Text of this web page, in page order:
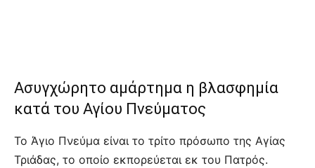
Ασυγχώρητο αμάρτημα η βλασφημία
κατά του Αγίου Πνεύματος
Το Άγιο Πνεύμα είναι το τρίτο πρόσωπο της Αγίας
Τριάδας, το οποίο εκπορεύεται εκ του Πατρός.